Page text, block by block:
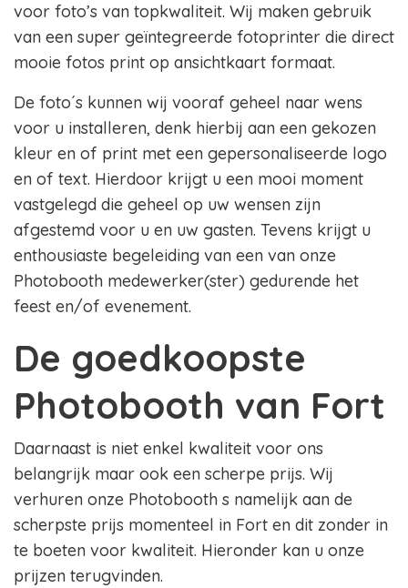
voor foto’s van topkwaliteit. Wij maken gebruik
van een super geïntegreerde fotoprinter die direct
mooie fotos print op ansichtkaart formaat.
De foto´s kunnen wij vooraf geheel naar wens
voor u installeren, denk hierbij aan een gekozen
kleur en of print met een gepersonaliseerde logo
en of text. Hierdoor krijgt u een mooi moment
vastgelegd die geheel op uw wensen zijn
afgestemd voor u en uw gasten. Tevens krijgt u
enthousiaste begeleiding van een van onze
Photobooth medewerker(ster) gedurende het
feest en/of evenement.
De goedkoopste
Photobooth van Fort
Daarnaast is niet enkel kwaliteit voor ons
belangrijk maar ook een scherpe prijs. Wij
verhuren onze Photobooth s namelijk aan de
scherpste prijs momenteel in Fort en dit zonder in
te boeten voor kwaliteit. Hieronder kan u onze
prijzen terugvinden.